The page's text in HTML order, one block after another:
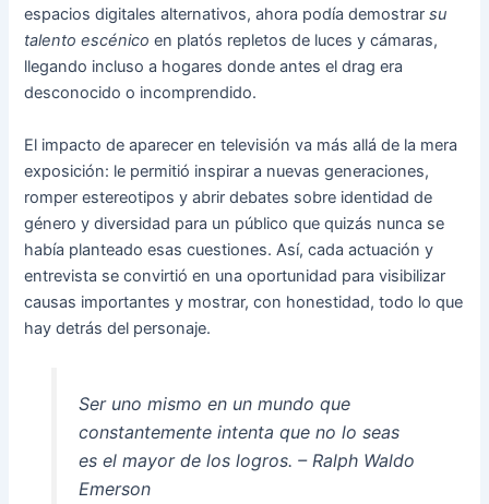
espacios digitales alternativos, ahora podía demostrarsu
talento escénico en platós repletos de luces y cámaras,
llegando incluso a hogares donde antes el drag era
desconocido o incomprendido.
El impacto de aparecer en televisión va más allá de la mera
exposición: le permitió inspirar a nuevas generaciones,
romper estereotipos y abrir debates sobre identidad de
género y diversidad para un público que quizás nunca se
había planteado esas cuestiones. Así, cada actuación y
entrevista se convirtió en una oportunidad para visibilizar
causas importantes y mostrar, con honestidad, todo lo que
hay detrás del personaje.
Ser uno mismo en un mundo que
constantemente intenta que no lo seas
es el mayor de los logros. – Ralph Waldo
Emerson